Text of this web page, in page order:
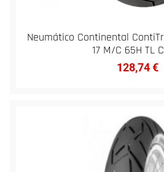
Neumático Continental
17 M/C 65H TL
128,74€